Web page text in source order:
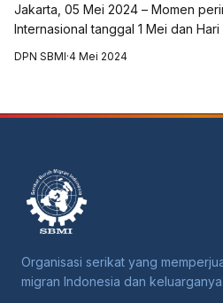
Jakarta, 05 Mei 2024 – Momen peringatan Hari Buruh
Internasional tanggal 1 Mei dan
DPN SBMI·4 Mei 2024
Organisasi serikat yang
migran Indonesia dan keluarganya.